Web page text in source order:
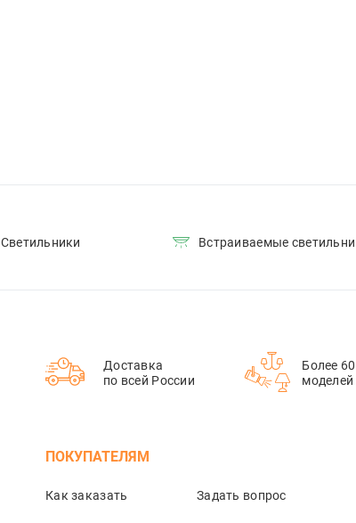
Светильники Встраиваемые
Доставка
по всей России
Более
моделей
ПОКУПАТЕЛЯМ
Как заказать Задать вопрос